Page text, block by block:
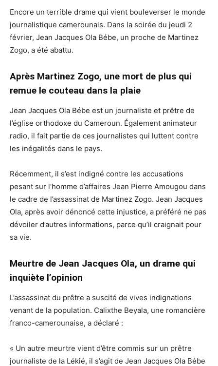
Encore un terrible drame qui vient bouleverser le monde
journalistique camerounais. Dans la soirée du jeudi 2
février, Jean Jacques Ola Bébe, un proche de Martinez
Zogo, a été abattu.
Après Martinez Zogo, une mort de plus qui
remue le couteau dans la plaie
Jean Jacques Ola Bébe est un journaliste et prêtre de
l’église orthodoxe du Cameroun. Également animateur
radio, il fait partie de ces journalistes qui luttent contre
les inégalités dans le pays.
Récemment, il s’est indigné contre les accusations
pesant sur l’homme d’affaires Jean Pierre Amougou dans
le cadre de l’assassinat de Martinez Zogo. Jean Jacques
Ola, après avoir dénoncé cette injustice, a préféré ne pas
dévoiler d’autres informations, parce qu’il craignait pour
sa vie.
Meurtre de Jean Jacques Ola, un drame qui
inquiète l’opinion
L’assassinat du prêtre a suscité de vives indignations
venant de la population. Calixthe Beyala, une romancière
franco-camerounaise, a déclaré :
« Un autre meurtre vient d’être commis sur un prêtre
journaliste de la Lékié, il s’agit de Jean Jacques Ola Bébe